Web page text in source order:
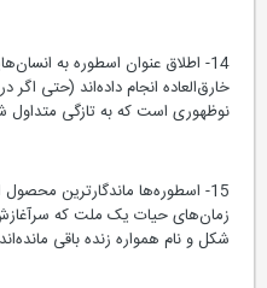
14- اطلاق عنوان اسطوره به
خارق‌العاده انجام داده‌اند (حتی اگر در
نوظهوری است که به تازگی متداول
15- اسطوره‌ها ماندگارترین محصول
زمان‌های حیات یک ملت که سرآغازش
شکل و نام همواره زنده باقی مانده‌اند.